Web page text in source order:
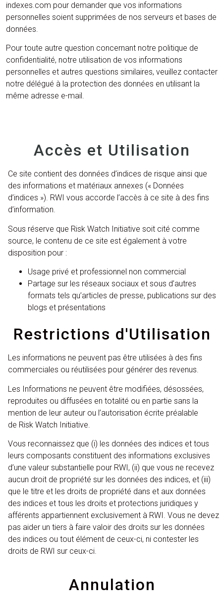
indexes.com pour demander que vos informations
personnelles soient supprimées de nos serveurs et bases de
données.
Pour toute autre question concernant notre politique de
confidentialité, notre utilisation de vos informations
personnelles et autres questions similaires, veuillez contacter
notre délégué à la protection des données en utilisant la
même adresse e-mail.
Accès et Utilisation
Ce site contient des données d’indices de risque ainsi que
des informations et matériaux annexes (« Données
d’indices »). RWI vous accorde l’accès à ce site à des fins
d’information.
Sous réserve que Risk Watch Initiative soit cité comme
source, le contenu de ce site est également à votre
disposition pour :
Usage privé et professionnel non commercial
Partage sur les réseaux sociaux et sous d’autres
formats tels qu’articles de presse, publications sur des
blogs et présentations
Restrictions d'Utilisation
Les informations ne peuvent pas être utilisées à des fins
commerciales ou réutilisées pour générer des revenus.
Les Informations ne peuvent être modifiées, désossées,
reproduites ou diffusées en totalité ou en partie sans la
mention de leur auteur ou l’autorisation écrite préalable
de Risk Watch Initiative
Vous reconnaissez que (i) les données des indices et tous
leurs composants constituent des informations exclusives
d’une valeur substantielle pour RWI, (ii) que vous ne recevez
aucun droit de propriété sur les données des indices, et (iii)
que le titre et les droits de propriété dans et aux données
des indices et tous les droits et protections juridiques y
afférents appartiennent exclusivement à RWI. Vous ne devez
pas aider un tiers à faire valoir des droits sur les données
des indices ou tout élément de ceux-ci, ni contester les
droits de RWI sur ceux-ci.
Annulation